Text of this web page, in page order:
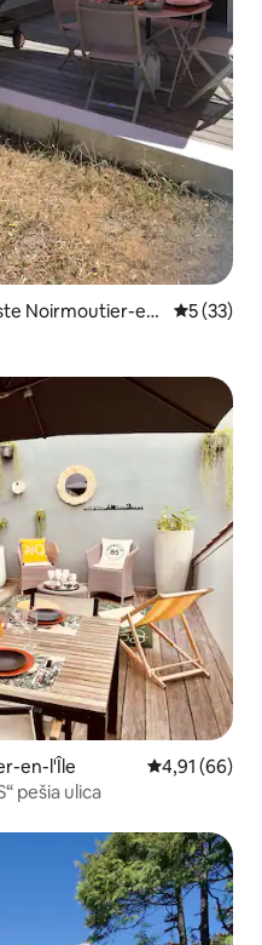
Noirmoutier-en-
5 (33)
en-l'Île Priemerné
4,91 (66)
GRIS“ pešia ulica